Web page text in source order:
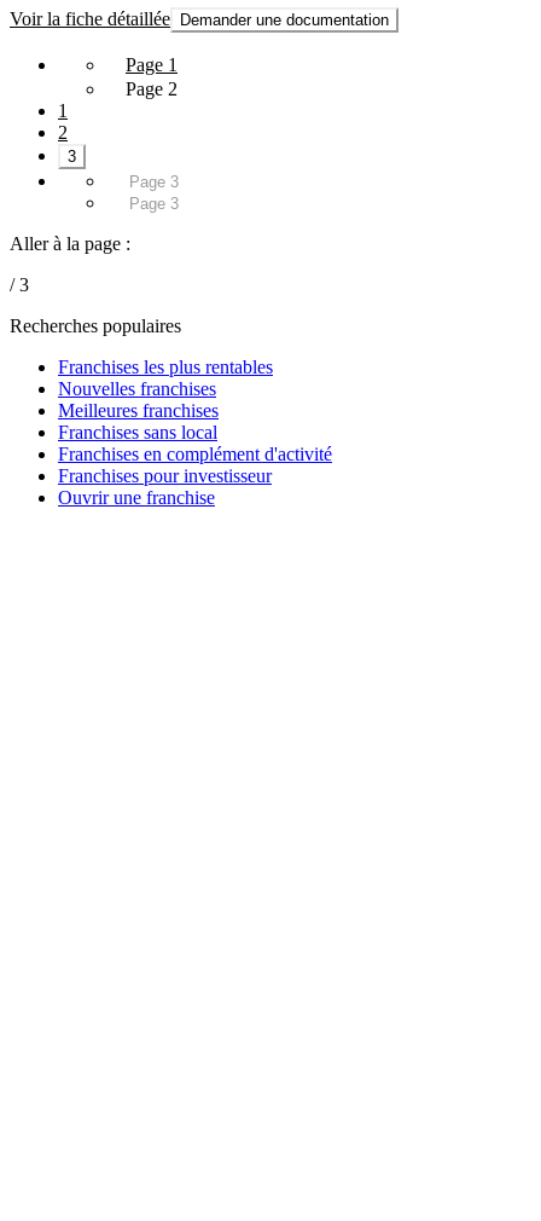
Voir la fiche détaillée Demander une documentation
Page 1
Page 2
1
2
3
Page 3
Page 3
Aller à la page :
/ 3
Recherches populaires
Franchises les plus rentables
Nouvelles franchises
Meilleures franchises
Franchises sans local
Franchises en complément d'activité
Franchises pour investisseur
Ouvrir une franchise